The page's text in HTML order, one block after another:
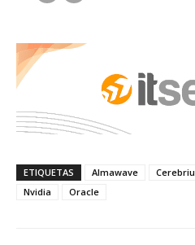
ETIQUETAS Almawave Cerebriu
Nvidia
Oracle